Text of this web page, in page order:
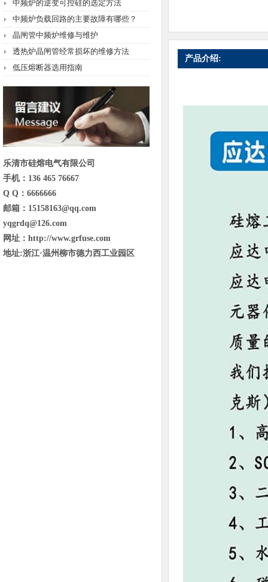
中频炉的逆变可控硅的选定方法
中频炉负载回路的主要故障有哪些？
晶闸管中频炉维修与维护
透热炉晶闸管经常损坏的维修方法
低压熔断器选用指南
乐清市硅熔电气有限公司
手机：136 465 76667
Q Q：6666666
邮箱：15158163@qq.com
yqgrdq@126.com
网址：http://www.grfuse.com
地址:浙江·温州柳市德力西工业园区
产品介绍: